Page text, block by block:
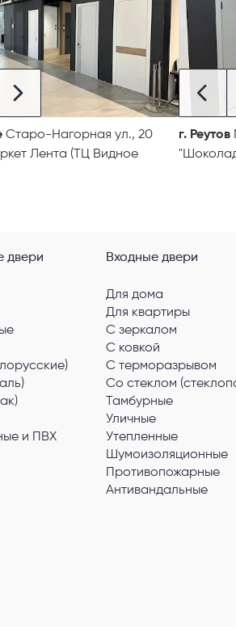
Старо-Нагорная ул., 20
Лента (ТЦ Видное
г. Реутов
двери
и ПВХ
Входные двери
Для дома
Для квартиры
С зеркалом
С ковкой
С терморазрывом
Со стеклом
Тамбурные
Уличные
Утепленные
Шумоизоляционные
Противопожарные
Антивандальные